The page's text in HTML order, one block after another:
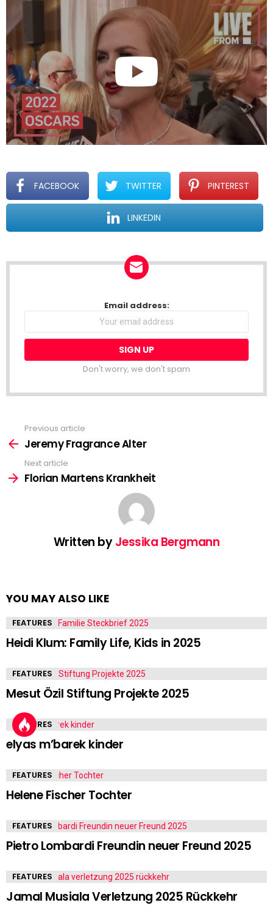
FACEBOOK TWITTER PINTEREST
LINKEDIN
NEWSLETTER Email address:
Don't worry, we don't spam
more
Previous article
Jeremy Fragrance Alter
Next article
Florian Martens Krankheit
Written byJessika Bergmann
YOU MAY ALSO LIKE
FEATURES
Heidi Klum: Family Life, Kids in 2025
FEATURES
Mesut Özil Stiftung Projekte 2025
FEATURES
elyas m’barek kinder
FEATURES
Helene Fischer Tochter
FEATURES
Pietro Lombardi Freundin neuer Freund 2025
FEATURES
Jamal Musiala Verletzung 2025 Rückkehr